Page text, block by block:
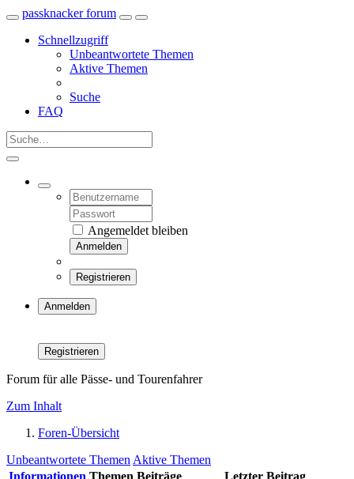
passknacker forum
Schnellzugriff
Unbeantwortete Themen
Aktive Themen
Suche
FAQ
Angemeldet bleiben
Anmelden
Registrieren
Anmelden
Registrieren
Forum für alle Pässe- und Tourenfahrer
Zum Inhalt
Foren-Übersicht
Unbeantwortete Themen Aktive Themen
Informationen Themen Beiträge Letzter Beitrag